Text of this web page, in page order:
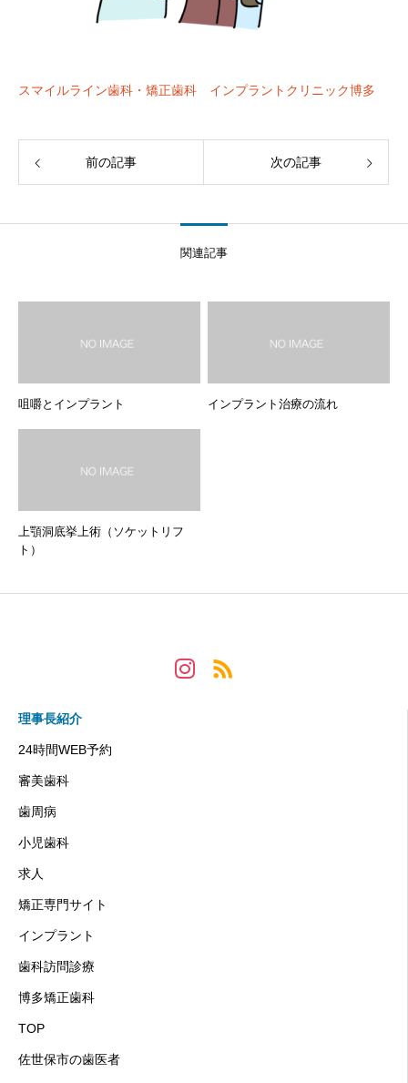
スマイルライン歯科・矯正歯科 インプラントクリニック博多
前の記事 次の記事
関連記事
咀嚼とインプラント インプラント治療の流れ
上顎洞底挙上術（ソケットリフ
ト）
理事長紹介
24時間WEB予約
審美歯科
歯周病
小児歯科
求人
矯正専門サイト
インプラント
歯科訪問診療
博多矯正歯科
TOP
佐世保市の歯医者